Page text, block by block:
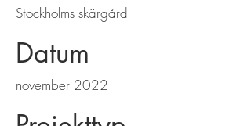
Stockholms skärgård
Datum
november 2022